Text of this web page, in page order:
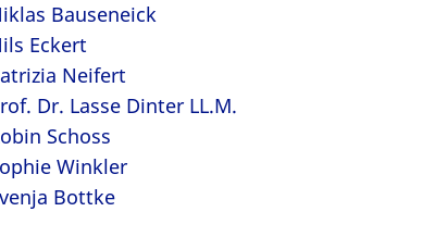
Bauseneick
Eckert
Neifert
Dr. Lasse Dinter LL.M.
Schoss
Winkler
Bottke